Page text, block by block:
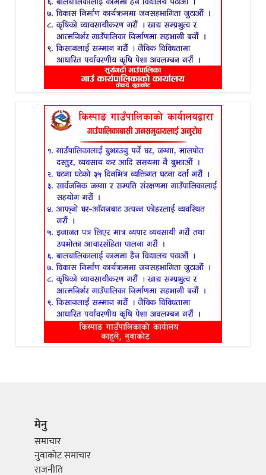
मेनु
समाचार
नुवाकोट समाचार
राजनीति